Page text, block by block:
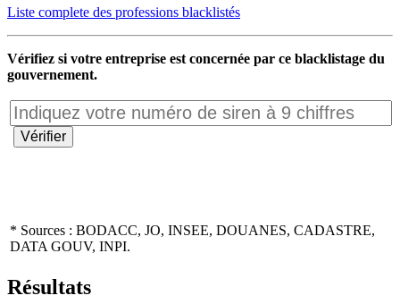
Liste complete des professions blacklistés
Vérifiez si votre entreprise est concernée par ce blacklistage du
gouvernement.
* Sources : BODACC, JO, INSEE, DOUANES, CADASTRE,
DATA GOUV, INPI.
Résultats